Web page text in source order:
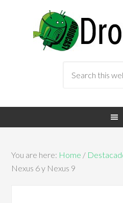
You are here: Home /
Nexus 6 y Nexus 9